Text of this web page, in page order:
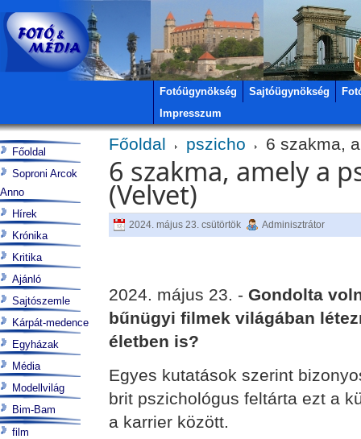
Fotóügynökség Sajtóügynökség
Impresszum
Főoldal pszicho 6 szakma,
6 szakma, amely a
(Velvet)
2024. május 23. csütörtök Adminisztrátor
2024. május 23. - Gondolta
bűnügyi filmek világában
életben is?
Egyes kutatások szerint
brit pszichológus feltárta ezt a
a karrier között.
Főoldal
Soproni Arcok
Anno
Hírek
Krónika
Kritika
Ajánló
Sajtószemle
Kárpát-medence
Egyházak
Média
Modellvilág
Bim-Bam
film